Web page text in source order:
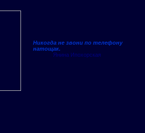
Никогда не звони по телефону
натощак.
Янина Ипохорская